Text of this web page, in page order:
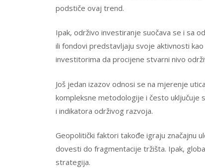
podstiče ovaj trend.
Ipak, održivo investiranje suočava se i sa
ili fondovi predstavljaju svoje aktivnosti
investitorima da procijene stvarni nivo
Još jedan izazov odnosi se na mjerenje
kompleksne metodologije i često uključuje
i indikatora održivog razvoja.
Geopolitički faktori takođe igraju značajnu
dovesti do fragmentacije tržišta. Ipak,
strategija.